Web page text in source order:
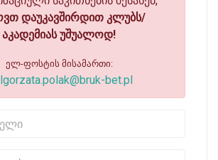
დაუკავშირდით კლუბს/
აკადემიას უშუალოდ!
ელ-ფოსტის მისამართი:
bet.pl